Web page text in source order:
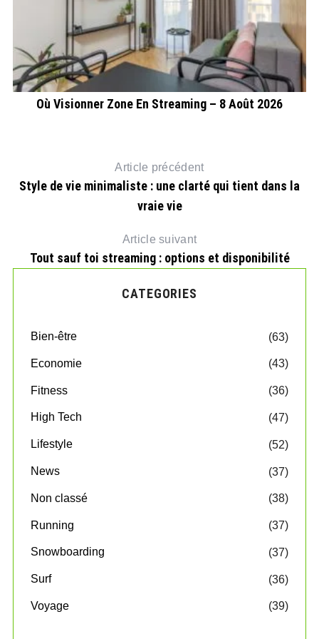
Où Visionner Zone En Streaming – 8 Août 2026
Article précédent
Style de vie minimaliste : une clarté qui tient dans la
vraie vie
Article suivant
Tout sauf toi streaming : options et disponibilité
CATEGORIES
Bien-être (63)
Economie (43)
Fitness (36)
High Tech (47)
Lifestyle (52)
News (37)
Non classé (38)
Running (37)
Snowboarding (37)
Surf (36)
Voyage (39)